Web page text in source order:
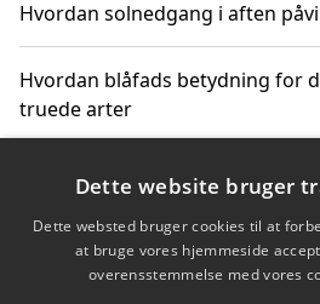
Hvordan solnedgang i aften
Hvordan blåfads betydning for
truede arter
Hvordan kan gaver til unge
Dette website bruger
Dette websted bruger cookies til at
at bruge vores hjemmeside
overensstemmelse med vores